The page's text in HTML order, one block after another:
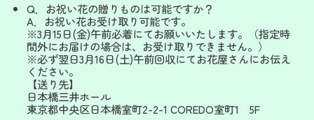
Q．お祝い花の贈りものは可能ですか？
A．お祝い花お受け取り可能です。
※3月15日(金)午前必着にてお願いいたします。（指定時
間外にお届けの場合は、お受け取りできません。）
※必ず翌日3月16日(土)午前回収にてお花屋さんにお伝え
ください。
【送り先】
日本橋三井ホール
東京都中央区日本橋室町2-2-1 COREDO室町1 5F